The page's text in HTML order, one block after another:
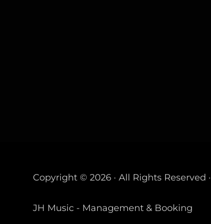
Copyright © 2026 · All Rights Reserved ·
JH Music - Management & Booking